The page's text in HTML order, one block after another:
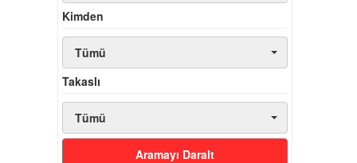
Kimden
Tümü
Takaslı
Tümü
Aramayı Daralt